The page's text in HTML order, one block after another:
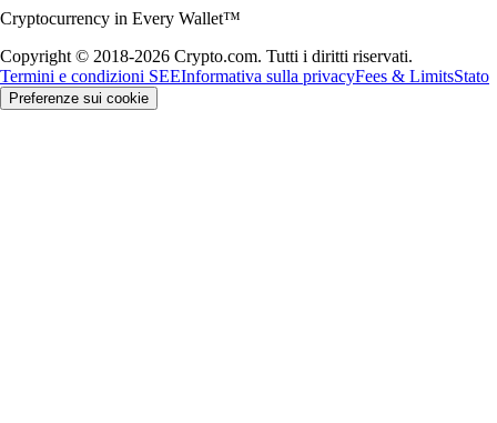
Cryptocurrency in Every Wallet™
Copyright © 2018-2026 Crypto.com. Tutti i diritti riservati.
Termini e condizioni SEEInformativa sulla privacyFees & LimitsStato
Preferenze sui cookie